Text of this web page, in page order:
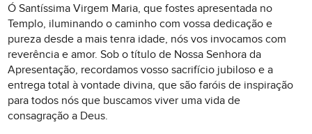
Ó Santíssima Virgem Maria, que fostes apresentada no
Templo, iluminando o caminho com vossa dedicação e
pureza desde a mais tenra idade, nós vos invocamos com
reverência e amor. Sob o título de Nossa Senhora da
Apresentação, recordamos vosso sacrifício jubiloso e a
entrega total à vontade divina, que são faróis de inspiração
para todos nós que buscamos viver uma vida de
consagração a Deus.